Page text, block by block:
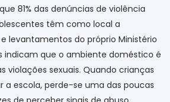
81% das denúncias de violência
têm como local a
levantamentos do próprio Ministério
indicam que o ambiente doméstico é
violações sexuais. Quando crianças
a escola, perde-se uma das poucas